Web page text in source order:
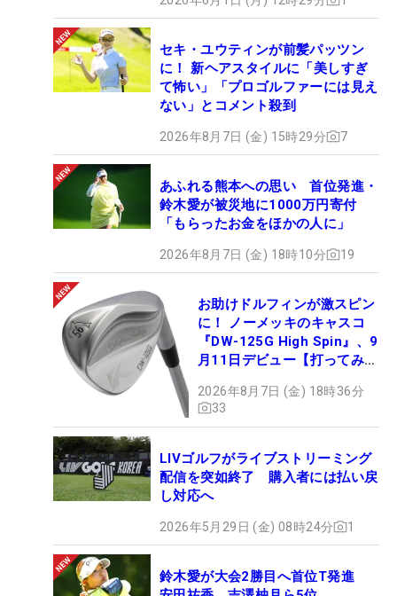
セキ・ユウティンが前髪パッツン
に！ 新ヘアスタイルに「美しすぎ
て怖い」「プロゴルファーには見え
ない」とコメント殺到
2026年8月7日 (金) 15時29分 7
あふれる熊本への思い 首位発進・
鈴木愛が被災地に1000万円寄付
「もらったお金をほかの人に」
2026年8月7日 (金) 18時10分 19
お助けドルフィンが激スピン
に！ ノーメッキのキャスコ
『DW-125G High Spin』、9
月11日デビュー【打ってみ
2026年8月7日 (金) 18時36分
33
LIVゴルフがライブストリーミング
配信を突如終了 購入者には払い戻
し対応へ
2026年5月29日 (金) 08時24分 1
鈴木愛が大会2勝目へ首位T発進